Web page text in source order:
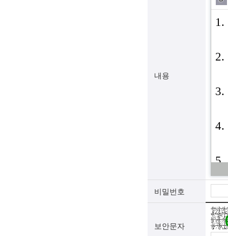
내용
비밀번호
보안문자